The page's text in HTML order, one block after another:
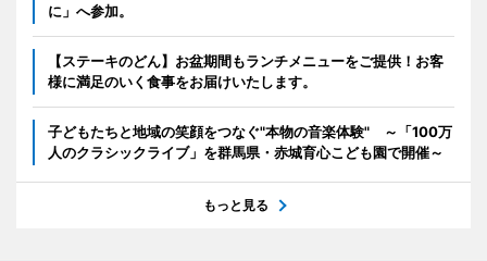
に」へ参加。
【ステーキのどん】お盆期間もランチメニューをご提供！お客
様に満足のいく食事をお届けいたします。
子どもたちと地域の笑顔をつなぐ"本物の音楽体験" ～「100万
人のクラシックライブ」を群馬県・赤城育心こども園で開催～
もっと見る